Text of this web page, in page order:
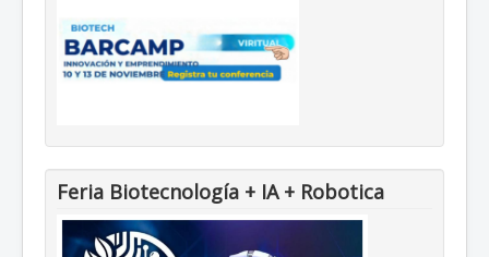
Feria Biotecnología + IA + Robotica